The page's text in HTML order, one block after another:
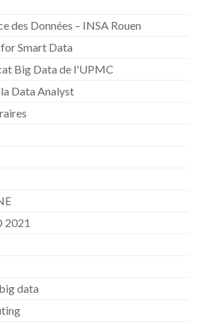
des Données – INSA Rouen
Smart Data
Big Data de l'UPMC
Data Analyst
2021
data